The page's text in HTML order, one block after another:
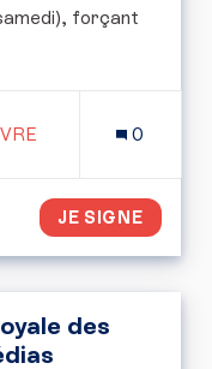
forçant
0
JE SIGNE
des